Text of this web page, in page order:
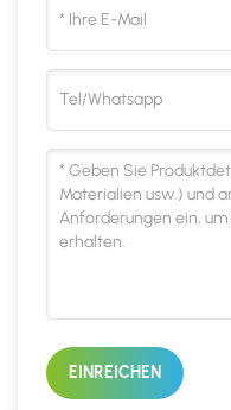
EINREICHEN